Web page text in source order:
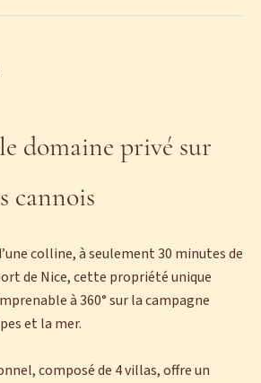
domaine privé sur
cannois
colline, à seulement 30 minutes de
de Nice, cette propriété unique
à 360° sur la campagne
et la mer.
composé de 4 villas, offre un